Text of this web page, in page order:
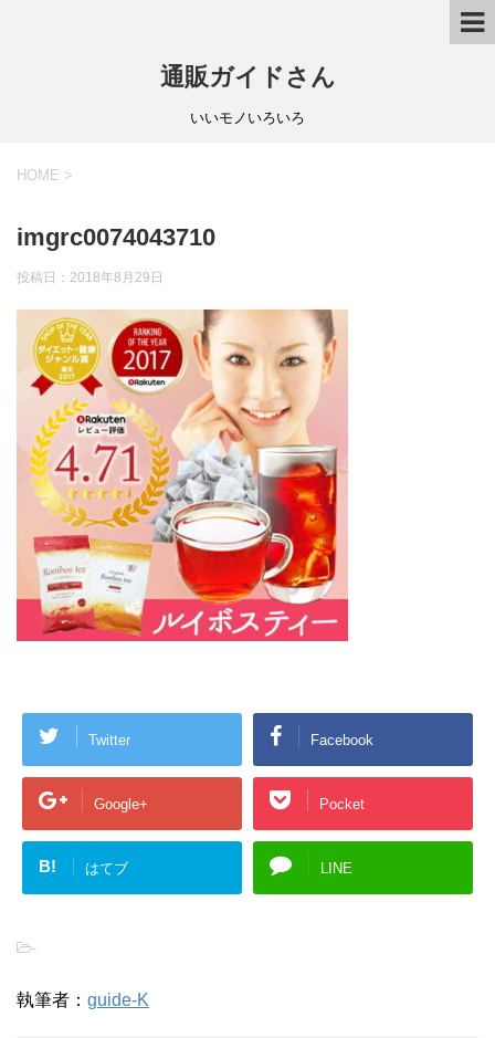
通販ガイドさん
いいモノいろいろ
HOME >
imgrc0074043710
投稿日： 2018年8月29日
Twitter Facebook
Google+ Pocket
B! はてブ LINE
-
執筆者： guide-K